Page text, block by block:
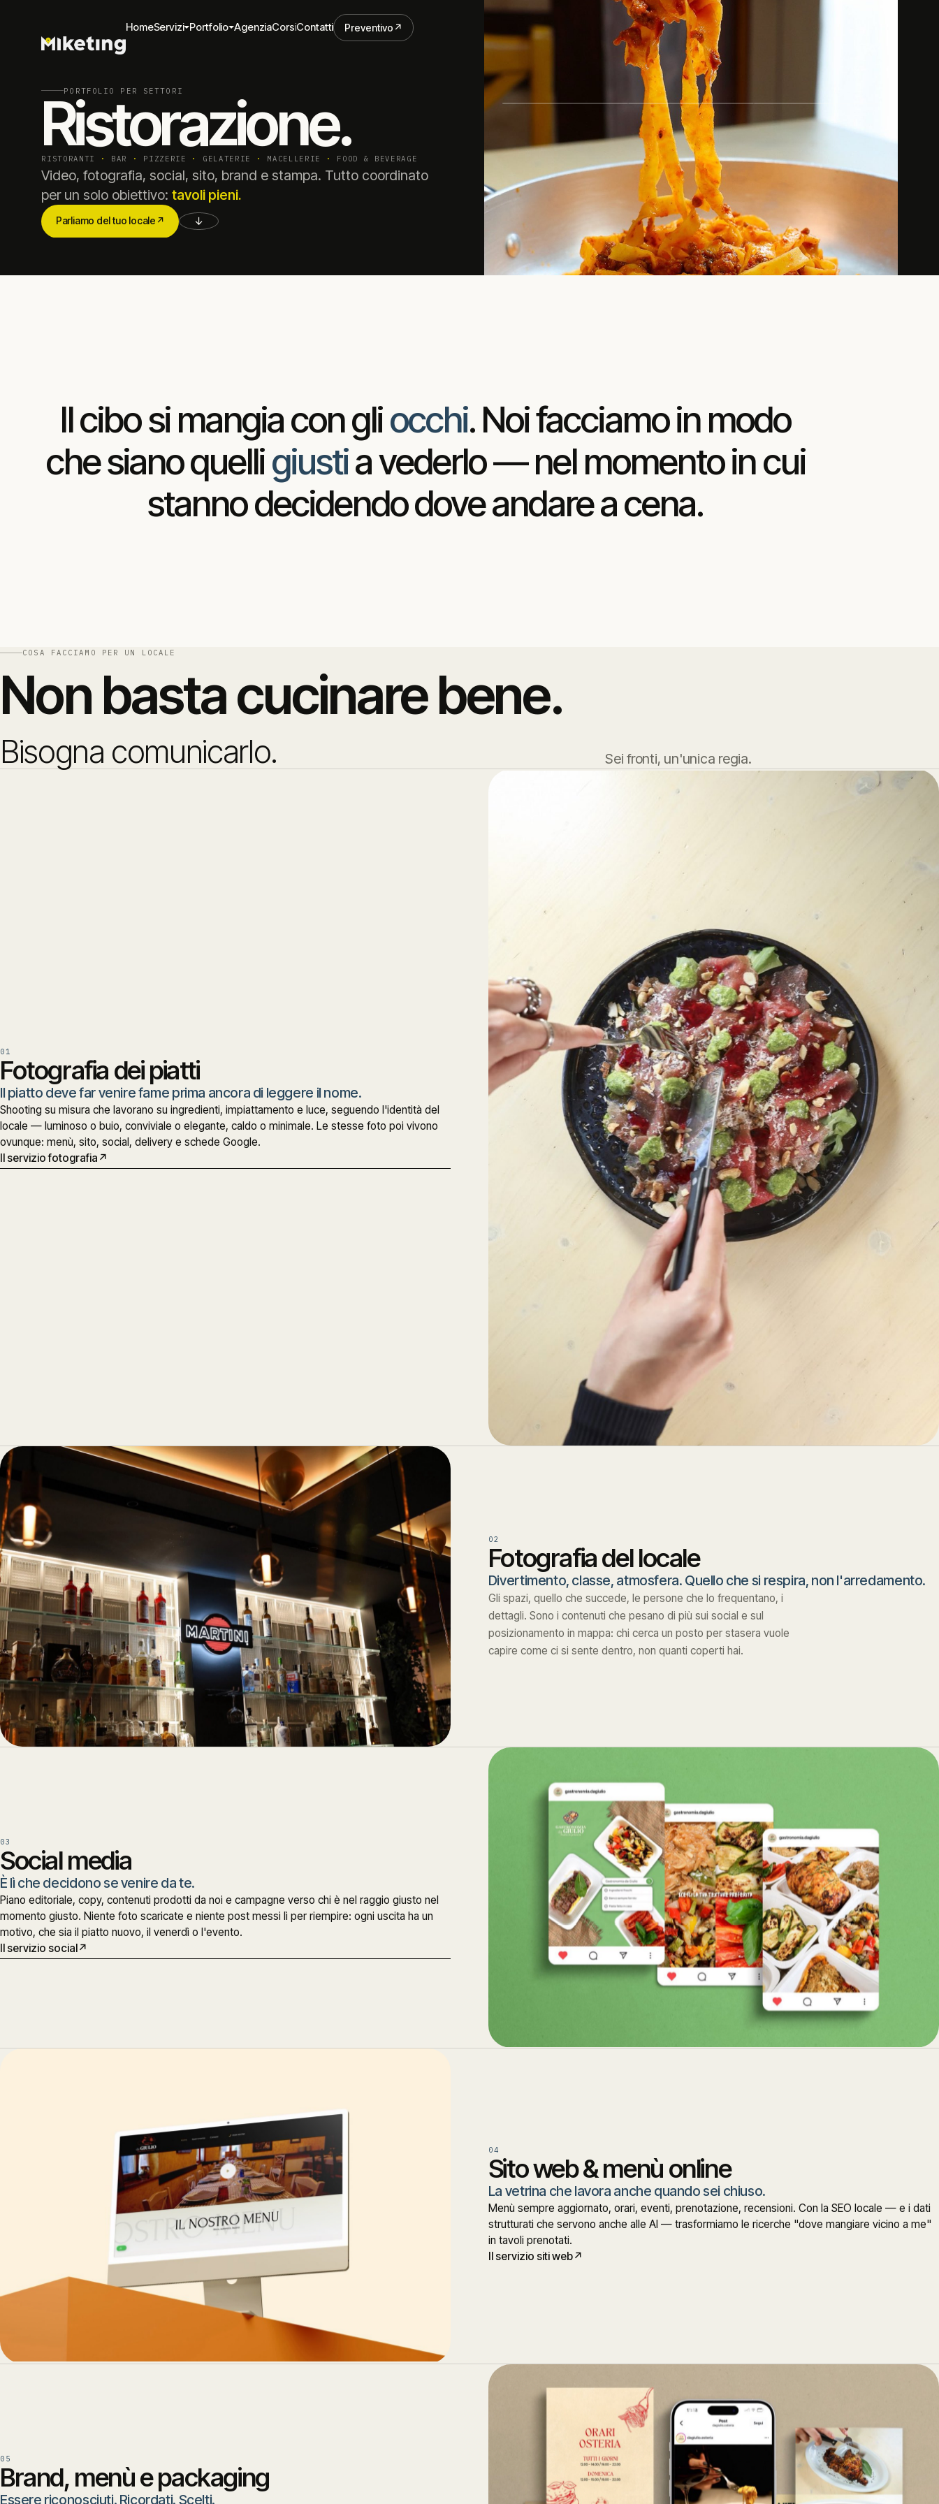
HomeServizi Portfolio AgenziaCorsiContatti
Preventivo ↗
PORTFOLIO PER SETTORI
Ristorazione.
RISTORANTI · BAR · PIZZERIE · GELATERIE · MACELLERIE · FOOD & BEVERAGE
Video, fotografia, social, sito, brand e stampa. Tutto coordinato
per un solo obiettivo:tavoli pieni.
Parliamo del tuo locale ↗ ↓
Ilcibosimangiacongliocchi.Noifacciamoinmodo
chesianoquelligiustiavederlo— nelmomentoincui
stannodecidendodoveandareacena.
COSA FACCIAMO PER UN LOCALE
Nonbastacucinarebene.
Bisogna comunicarlo. Sei fronti, un'unica regia.
01
Fotografia dei piatti
Il piatto deve far venire fame prima ancora di leggere il nome.
Shooting su misura che lavorano su ingredienti, impiattamento e luce, seguendo l'identità del
locale — luminoso o buio, conviviale o elegante, caldo o minimale. Le stesse foto poi vivono
ovunque: menù, sito, social, delivery e schede Google.
Il servizio fotografia ↗
02
Fotografia del locale
Divertimento, classe, atmosfera. Quello che si respira, non l'arredamento.
Gli spazi, quello che succede, le persone che lo frequentano, i
dettagli. Sono i contenuti che pesano di più sui social e sul
posizionamento in mappa: chi cerca un posto per stasera vuole
capire come ci si sente dentro, non quanti coperti hai.
03
Social media
È lì che decidono se venire da te.
Piano editoriale, copy, contenuti prodotti da noi e campagne verso chi è nel raggio giusto nel
momento giusto. Niente foto scaricate e niente post messi lì per riempire: ogni uscita ha un
motivo, che sia il piatto nuovo, il venerdì o l'evento.
Il servizio social↗
04
Sito web & menù online
La vetrina che lavora anche quando sei chiuso.
Menù sempre aggiornato, orari, eventi, prenotazione, recensioni. Con la SEO locale — e i dati
strutturati che servono anche alle AI — trasformiamo le ricerche "dove mangiare vicino a me"
in tavoli prenotati.
Il servizio siti web↗
05
Brand, menù e packaging
Essere riconosciuti. Ricordati. Scelti.